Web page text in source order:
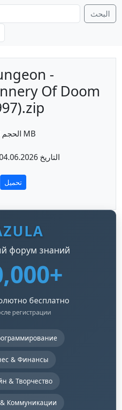
البحث
-
Of Doom
الحجم 19 MB
التاريخ 04.06.2026 12:14:05
تحميل
форум знаний
бесплатно
регистрации
& Финансы
& Творчество
Коммуникации